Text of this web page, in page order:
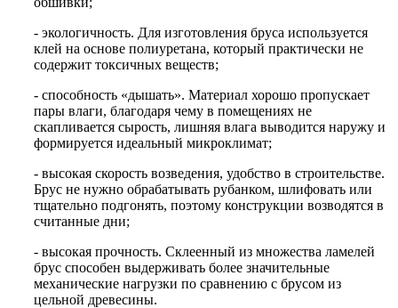
- экологичность. Для изготовления бруса используется
клей на основе полиуретана, который практически не
содержит токсичных веществ;
- способность «дышать». Материал хорошо пропускает
пары влаги, благодаря чему в помещениях не
скапливается сырость, лишняя влага выводится наружу и
формируется идеальный микроклимат;
- высокая скорость возведения, удобство в строительстве.
Брус не нужно обрабатывать рубанком, шлифовать или
тщательно подгонять, поэтому конструкции возводятся в
считанные дни;
- высокая прочность. Склеенный из множества ламелей
брус способен выдерживать более значительные
механические нагрузки по сравнению с брусом из
цельной древесины.